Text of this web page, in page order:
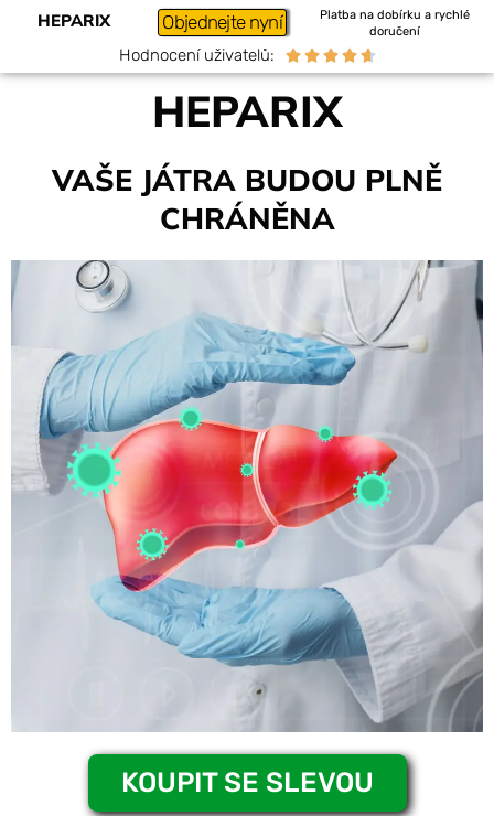
HEPARIX Objednejte nyní
Platba na dobírku a rychlé
doručení
Hodnocení uživatelů:     
HEPARIX
VAŠE JÁTRA BUDOU PLNĚ
CHRÁNĚNA
KOUPIT SE SLEVOU